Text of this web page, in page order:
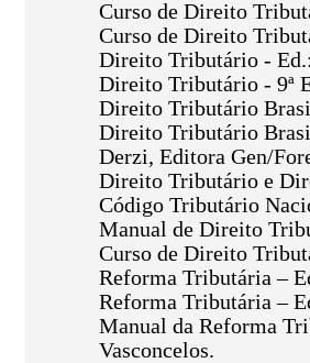
Curso de Direito
Curso de Direito
Direito Tributário -
Direito Tributário - 9ª
Direito Tributário
Direito Tributário
Derzi, Editora Gen/
Direito Tributário e
Código Tributário
Manual de Direito
Curso de Direito
Reforma Tributária –
Reforma Tributária –
Manual da Reforma
Vasconcelos.